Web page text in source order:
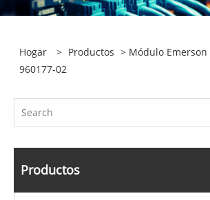
Hogar > Productos > Módulo Emerson
960177-02
Productos